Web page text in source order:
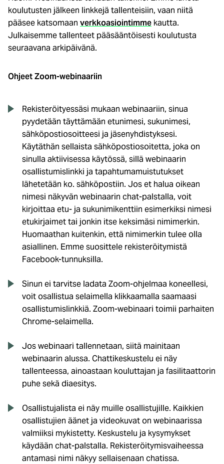
koulutusten jälkeen linkkejä tallenteisiin, vaan niitä
pääsee katsomaan verkkoasiointimme kautta.
Julkaisemme tallenteet pääsääntöisesti koulutusta
seuraavana arkipäivänä.
Ohjeet Zoom-webinaariin
Rekisteröityessäsi mukaan webinaariin, sinua
pyydetään täyttämään etunimesi, sukunimesi,
sähköpostiosoitteesi ja jäsenyhdistyksesi.
Käytäthän sellaista sähköpostiosoitetta, joka on
sinulla aktiivisessa käytössä, sillä webinaarin
osallistumislinkki ja tapahtumamuistutukset
lähetetään ko. sähköpostiin. Jos et halua oikean
nimesi näkyvän webinaarin chat-palstalla, voit
kirjoittaa etu- ja sukunimikenttiin esimerkiksi nimesi
etukirjaimet tai jonkin itse keksimäsi nimimerkin.
Huomaathan kuitenkin, että nimimerkin tulee olla
asiallinen. Emme suosittele rekisteröitymistä
Facebook-tunnuksilla.
Sinun ei tarvitse ladata Zoom-ohjelmaa koneellesi,
voit osallistua selaimella klikkaamalla saamaasi
osallistumislinkkiä. Zoom-webinaari toimii parhaiten
Chrome-selaimella.
Jos webinaari tallennetaan, siitä mainitaan
webinaarin alussa. Chattikeskustelu ei näy
tallenteessa, ainoastaan kouluttajan ja fasilitaattorin
puhe sekä diaesitys.
Osallistujalista ei näy muille osallistujille. Kaikkien
osallistujien äänet ja videokuvat on webinaarissa
valmiiksi mykistetty. Keskustelu ja kysymykset
käydään chat-palstalla. Rekisteröitymisvaiheessa
antamasi nimi näkyy sellaisenaan chatissa.